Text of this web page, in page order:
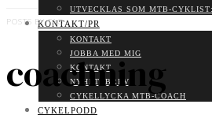
UTVECKLAS SOM MTB-
KONTAKT/PR
KONTAKT
JOBBA MED MIG
KONTAKT
NYHETSBREV
CYKELLYCKA MTB-COACH
CYKELPODD
POSTS BY TAG
coachning